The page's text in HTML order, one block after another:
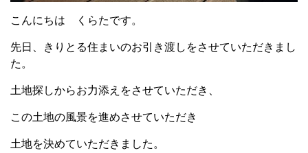
こんにちは くらたです。
先日、きりとる住まいのお引き渡しをさせていただきまし
た。
土地探しからお力添えをさせていただき、
この土地の風景を進めさせていただき
土地を決めていただきました。